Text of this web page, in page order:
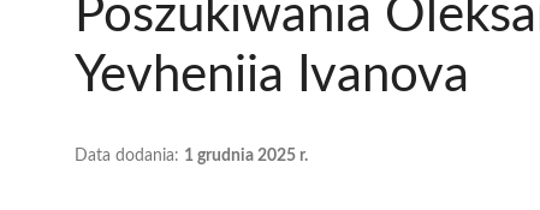
Poszukiwania
Yevheniia Ivanova
Data dodania: 1 grudnia 2025 r.